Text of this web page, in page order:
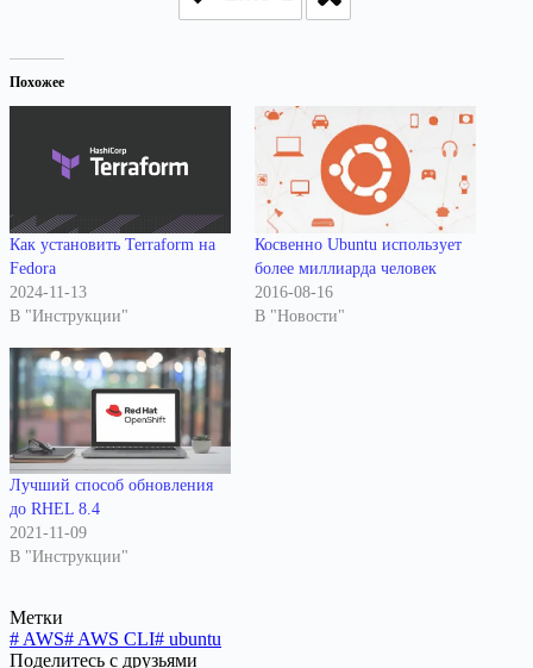
Похожее
Как установить Terraform на
Fedora
2024-11-13
В "Инструкции"
Косвенно Ubuntu использует
более миллиарда человек
2016-08-16
В "Новости"
Лучший способ обновления
до RHEL 8.4
2021-11-09
В "Инструкции"
Метки
# AWS# AWS CLI# ubuntu
Поделитесь с друзьями